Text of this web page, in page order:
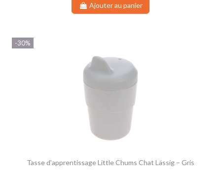
Ajouter au panier
-30%
Tasse d'apprentissage Little Chums Chat Lässig – Gris